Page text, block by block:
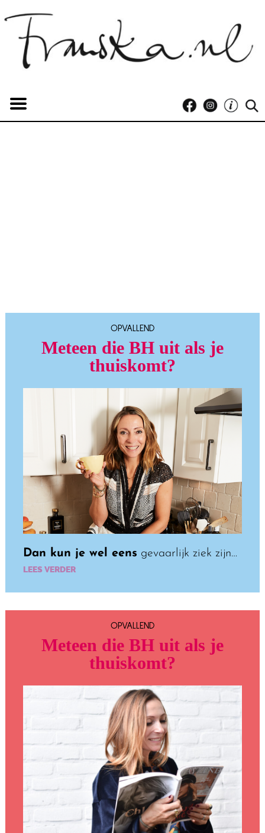
OPVALLEND
Meteen die BH uit als je
thuiskomt?
Dan kun je wel eens gevaarlijk ziek zijn…
LEES VERDER
OPVALLEND
Meteen die BH uit als je
thuiskomt?